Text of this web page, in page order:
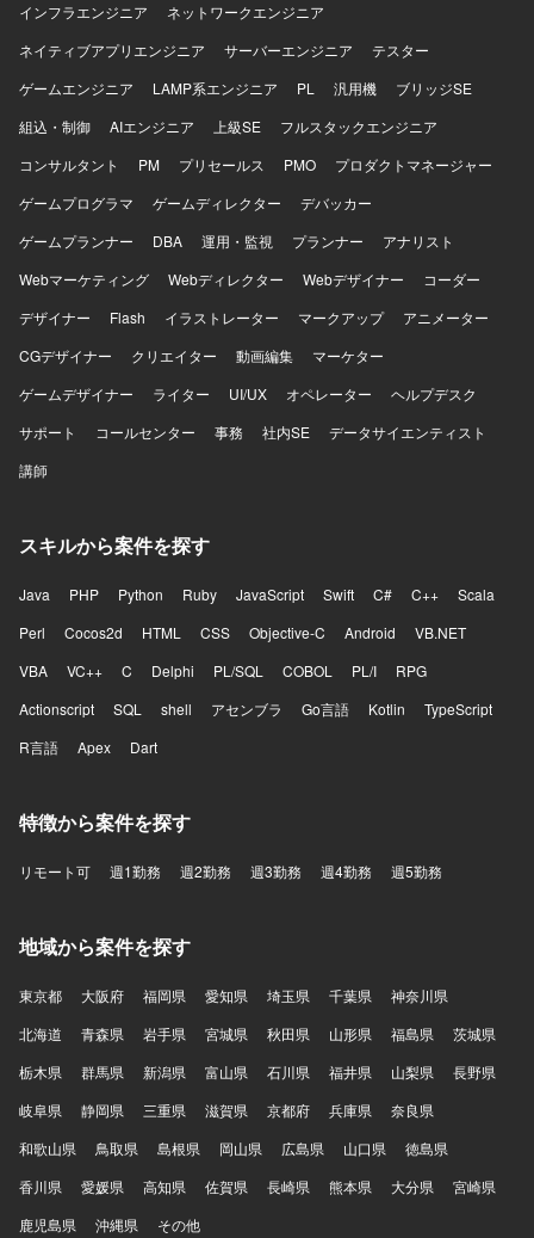
インフラエンジニア
ネットワークエンジニア
ネイティブアプリエンジニア
サーバーエンジニア
テスター
ゲームエンジニア
LAMP系エンジニア PL 汎用機
ブリッジSE
組込・制御
AIエンジニア 上級SE
フルスタックエンジニア
コンサルタント
PM プリセールス PMO
プロダクトマネージャー
ゲームプログラマ
ゲームディレクター
デバッカー
ゲームプランナー
DBA 運用・監視 プランナー
アナリスト
Webマーケティング
Webディレクター Webデザイナー
コーダー
デザイナー
Flash イラストレーター マークアップ
アニメーター
CGデザイナー
クリエイター 動画編集
マーケター
ゲームデザイナー
ライター UI/UX オペレーター
ヘルプデスク
サポート
コールセンター 事務 社内SE
データサイエンティスト
講師
スキルから案件を探す
Java PHP Python Ruby JavaScript Swift C# C++
Scala
Perl
Cocos2d HTML CSS Objective-C Android
VB.NET
VBA
VC++ C Delphi PL/SQL COBOL PL/I
RPG
Actionscript
SQL shell アセンブラ Go言語 Kotlin
TypeScript
R言語
Apex Dart
特徴から案件を探す
リモート可 週1勤務 週2勤務 週3勤務 週4勤務 週5勤務
地域から案件を探す
東京都 大阪府 福岡県 愛知県 埼玉県 千葉県
神奈川県
北海道
青森県 岩手県 宮城県 秋田県 山形県 福島県
茨城県
栃木県
群馬県 新潟県 富山県 石川県 福井県 山梨県
長野県
岐阜県
静岡県 三重県 滋賀県 京都府 兵庫県
奈良県
和歌山県
鳥取県 島根県 岡山県 広島県 山口県
徳島県
香川県
愛媛県 高知県 佐賀県 長崎県 熊本県 大分県
宮崎県
鹿児島県
沖縄県 その他